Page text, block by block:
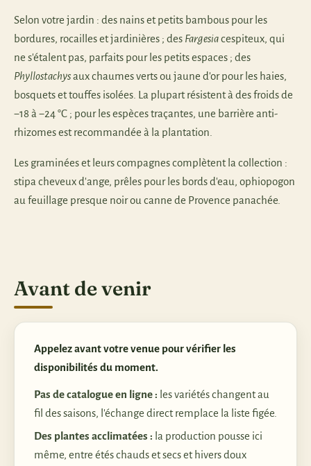
Selon votre jardin : des nains et petits bambous pour les
bordures, rocailles et jardinières ; des Fargesiacespiteux, qui
ne s'étalent pas, parfaits pour les petits espaces ; des
Phyllostachysaux chaumes verts ou jaune d'or pour les haies,
bosquets et touffes isolées. La plupart résistent à des froids de
−18 à −24 °C ; pour les espèces traçantes, une barrière anti-
rhizomes est recommandée à la plantation.
Les graminées et leurs compagnes complètent la collection :
stipa cheveux d'ange, prêles pour les bords d'eau, ophiopogon
au feuillage presque noir ou canne de Provence panachée.
Avant de venir
Appelez avant votre venue pour vérifier les
disponibilités du moment.
Pas de catalogue en ligne : les variétés changent au
fil des saisons, l'échange direct remplace la liste figée.
Des plantes acclimatées : la production pousse ici
même, entre étés chauds et secs et hivers doux